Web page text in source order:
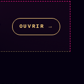
OUVRIR →